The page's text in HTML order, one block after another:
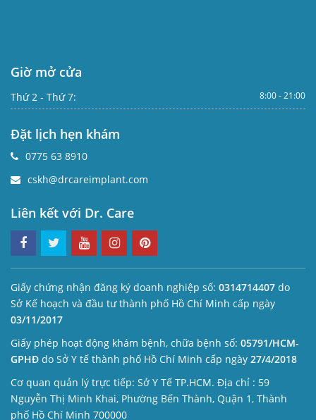
Giờ mở cửa
Thứ 2 - Thứ 7: 8:00 - 21:00
Đặt lịch hẹn khám
0775 63 8910
cskh@drcareimplant.com
Liên kết với Dr. Care
Giấy chứng nhận đăng ký doanh nghiệp số: 0314714407 do
Sở Kế hoạch và đầu tư thành phố Hồ Chí Minh cấp ngày
03/11/2017
Giấy phép hoạt động khám bệnh, chữa bệnh số: 05791/HCM-
GPHĐ do Sở Y tế thành phố Hồ Chí Minh cấp ngày 27/4/2018
Cơ quan quản lý trực tiếp: Sở Y Tế TP.HCM. Địa chỉ : 59
Nguyễn Thị Minh Khai, Phường Bến Thành, Quận 1, Thành
phố Hồ Chí Minh 700000